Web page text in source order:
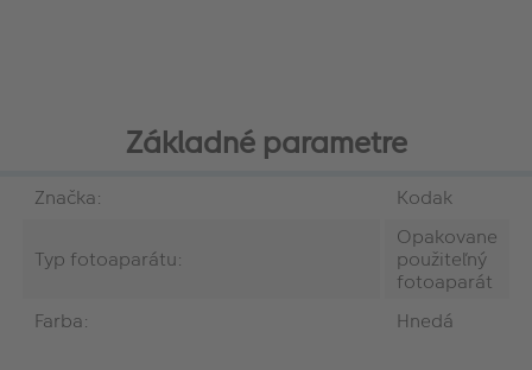
Základné parametre
Značka: Kodak
Typ fotoaparátu:
Opakovane
použiteľný
fotoaparát
Farba:
Hnedá